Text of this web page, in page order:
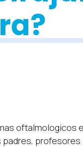
oftalmologicos
profesores